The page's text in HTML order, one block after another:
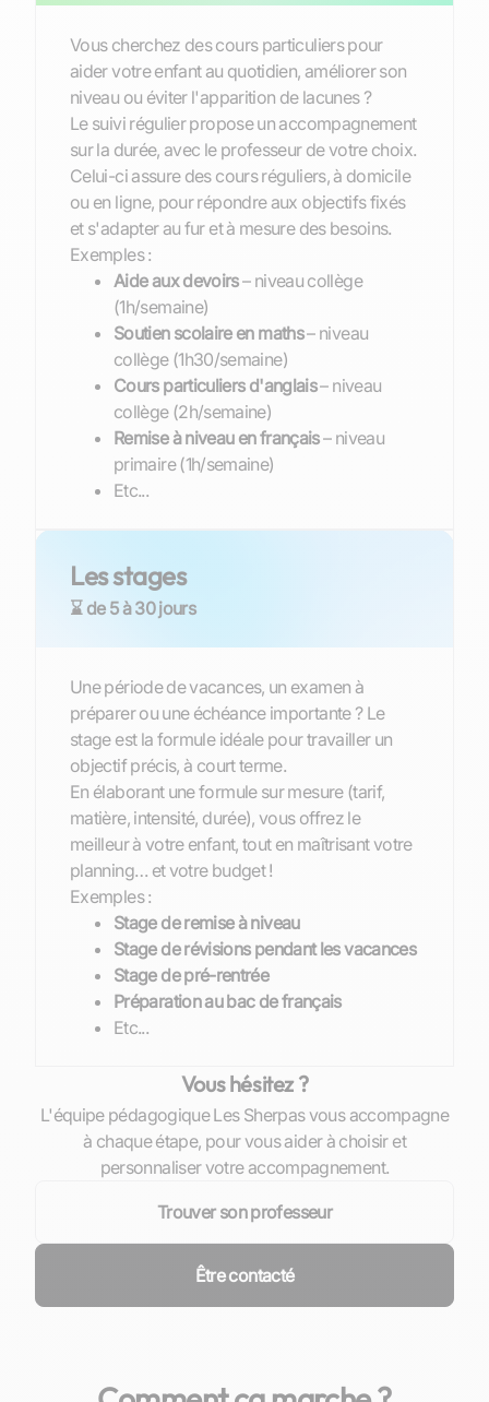
Vous cherchez des cours particuliers pour
aider votre enfant au quotidien, améliorer son
niveau ou éviter l'apparition de lacunes ?
Le suivi régulier propose un accompagnement
sur la durée, avec le professeur de votre choix.
Celui-ci assure des cours réguliers, à domicile
ou en ligne, pour répondre aux objectifs fixés
et s'adapter au fur et à mesure des besoins.
Exemples :
Aide aux devoirs– niveau collège
(1h/semaine)
Soutien scolaire en maths– niveau
collège (1h30/semaine)
Cours particuliers d'anglais– niveau
collège (2h/semaine)
Remise à niveau en français– niveau
primaire (1h/semaine)
Etc...
Les stages
⌛ de 5 à 30 jours
Une période de vacances, un examen à
préparer ou une échéance importante ? Le
stage est la formule idéale pour travailler un
objectif précis, à court terme.
En élaborant une formule sur mesure (tarif,
matière, intensité, durée), vous offrez le
meilleur à votre enfant, tout en maîtrisant votre
planning… et votre budget !
Exemples :
Stage de remise à niveau
Stage de révisions pendant les vacances
Stage de pré-rentrée
Préparation au bac de français
Etc...
Vous hésitez ?
L'équipe pédagogique Les Sherpas vous accompagne
à chaque étape, pour vous aider à choisir et
personnaliser votre accompagnement.
Trouver son professeur
Être contacté